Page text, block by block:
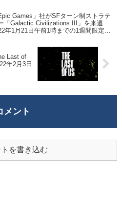
Games」社がSFターン制ストラテ
「Galactic Civilizations III」を来週
年1月21日午前1時までの1週間限定で
Last of
年2月3日
メント
を書き込む